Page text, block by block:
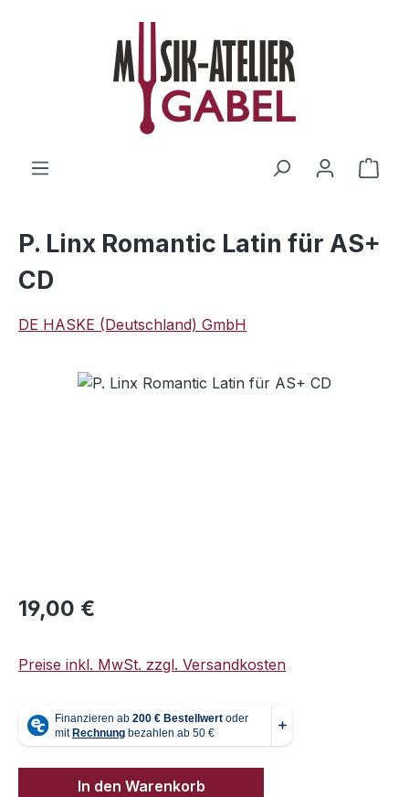
Zum Hauptinhalt springen
P. Linx Romantic Latin für AS+
CD
DE HASKE (Deutschland) GmbH
Bildergalerie überspringen
Regulärer Preis:
19,00 €
Preise inkl. MwSt. zzgl. Versandkosten
In den Warenkorb